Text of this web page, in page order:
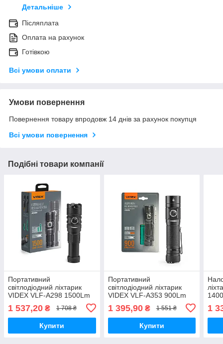
Детальніше
Післяплата
Оплата на рахунок
Готівкою
Всі умови оплати
Умови повернення
Повернення товару впродовж 14 днів за рахунок покупця
Всі умови повернення
Подібні товари компанії
Портативний
світлодіодний ліхтарик
VIDEX VLF-A298 1500Lm
1 537,20 ₴ 1 708 ₴
Купити
Портативний
світлодіодний ліхтарик
VIDEX VLF-A353 900Lm
1 395,90₴ 1 551 ₴
Купити
1